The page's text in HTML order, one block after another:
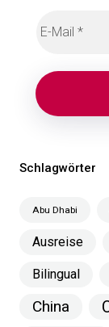
Schlagwörter
Abu Dhabi
Ausreise
Bilingual
China